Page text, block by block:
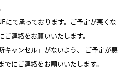
にて承っております。ご予定が悪くな
連絡をお願いいたします。
ャンセル」がないよう、 ご予定が悪
にご連絡をお願いいたします。